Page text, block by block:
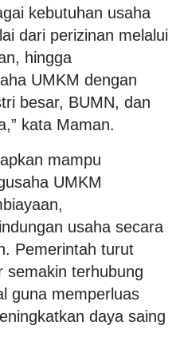
kebutuhan usaha
dari perizinan melalui
hingga
UMKM dengan
besar, BUMN, dan
kata Maman.
mampu
UMKM
usaha secara
Pemerintah turut
semakin terhubung
guna memperluas
daya saing